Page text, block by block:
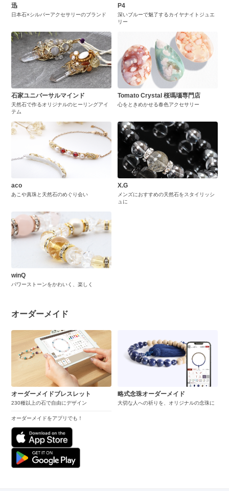
迅
日本石×シルバーアクセサリーのブランド
P4
深いブルーで魅了するカイヤナイトジュエ
リー
石家ユニバーサルマインド
天然石で作るオリジナルのヒーリングアイ
テム
Tomato Crystal 桜瑪瑙専門店
心をときめかせる春色アクセサリー
aco
あこや真珠と天然石のめぐり会い
X.G
メンズにおすすめの天然石をスタイリッシ
ュに
winQ
パワーストーンをかわいく、楽しく
オーダーメイド
オーダーメイドブレスレット
230種以上の石で自由にデザイン
オーダーメイドをアプリでも！
略式念珠オーダーメイド
大切な人への祈りを、オリジナルの念珠に